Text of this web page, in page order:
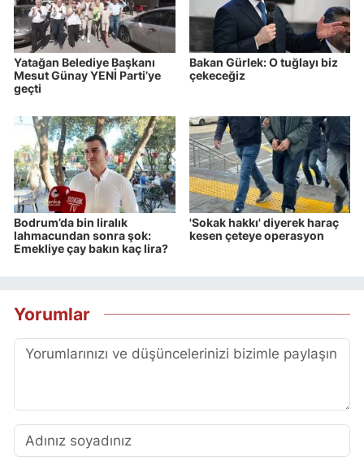
Yatağan Belediye Başkanı
Mesut Günay YENİ Parti’ye
geçti
Bakan Gürlek: O tuğlayı biz
çekeceğiz
Bodrum’da bin liralık
lahmacundan sonra şok:
Emekliye çay bakın kaç lira?
'Sokak hakkı' diyerek haraç
kesen çeteye operasyon
Yorumlar